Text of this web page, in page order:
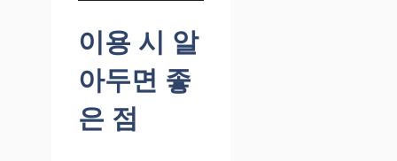
이용 시 알
아두면 좋
은 점